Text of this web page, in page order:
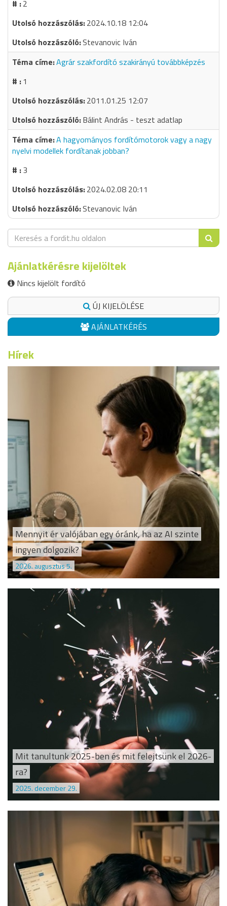
2
2024.10.18 12:04
Stevanovic Iván
Agrár szakfordító szakirányú továbbképzés
1
2011.01.25 12:07
Bálint András - teszt adatlap
A hagyományos fordítómotorok vagy a nagy
nyelvi modellek fordítanak jobban?
3
2024.02.08 20:11
Stevanovic Iván
Ajánlatkérésre kijelöltek
Nincs kijelölt fordító
ÚJ KIJELÖLÉSE
AJÁNLATKÉRÉS
Hírek
Mennyit ér valójában egy óránk, ha az AI szinte
ingyen dolgozik?
2026. augusztus 5.
Mit tanultunk 2025-ben és mit felejtsünk el 2026-
ra?
2025. december 29.